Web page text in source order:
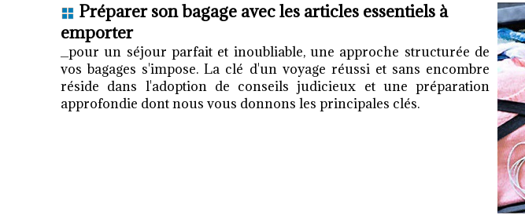
Préparer son bagage avec les articles essentiels à
emporter
_pour un séjour parfait et inoubliable, une approche structurée de
vos bagages s'impose. La clé d'un voyage réussi et sans encombre
réside dans l'adoption de conseils judicieux et une préparation
approfondie dont nous vous donnons les principales clés.